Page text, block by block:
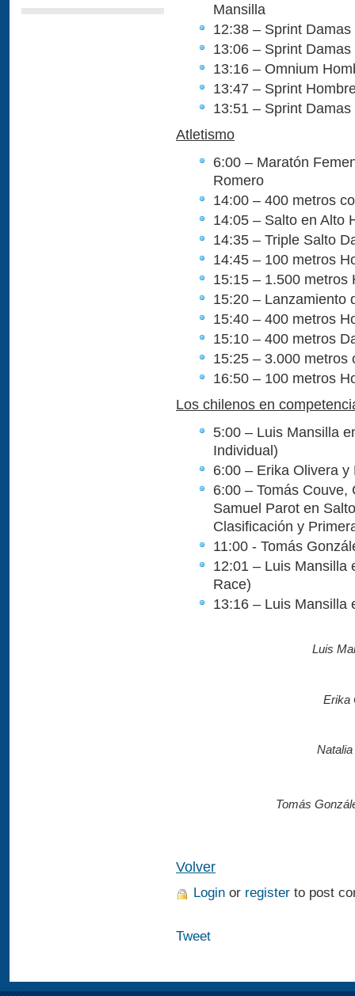
Mansilla
12:38 – Sprint
13:06 – Sprint
13:16 – Omnium
13:47 – Sprint
13:51 – Sprint
Atletismo
6:00 – Maratón
Romero
14:00 – 400 metros
14:05 – Salto en Alto
14:35 – Triple Salto
14:45 – 100 metros
15:15 – 1.500 metros
15:20 – Lanzamiento
15:40 – 400 metros
15:10 – 400 metros
15:25 – 3.000 metros
16:50 – 100 metros
Los chilenos en
5:00 – Luis Mansilla
Individual)
6:00 – Erika Olivera
6:00 – Tomás
Samuel Parot en
Clasificación y
11:00 - Tomás
12:01 – Luis Mansilla
Race)
13:16 – Luis Mansilla
Luis
Erika
Tomás
Volver
Login or register to post
Tweet